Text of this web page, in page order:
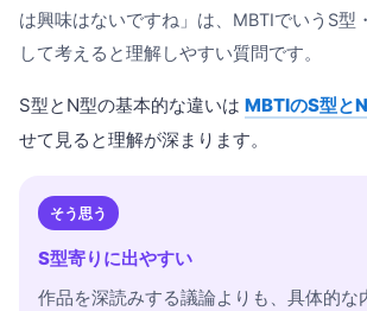
は興味はないですね」は、MBTIでいうS型
して考えると理解しやすい質問です。
S型とN型の基本的な違いは MBTIのS型と
せて見ると理解が深まります。
そう思う
S型寄りに出やすい
作品を深読みする議論よりも、具体的な